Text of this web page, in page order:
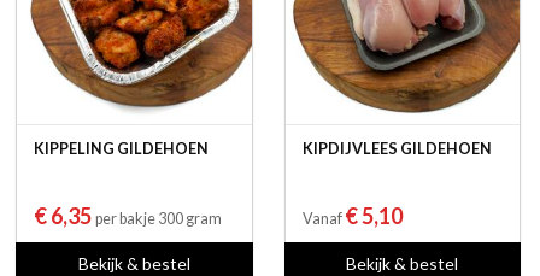
KIPPELING GILDEHOEN
€ 6,35 per bakje 300 gram
Bekijk & bestel
KIPDIJVLEES GILDEHOEN
Vanaf € 5,10
Bekijk & bestel